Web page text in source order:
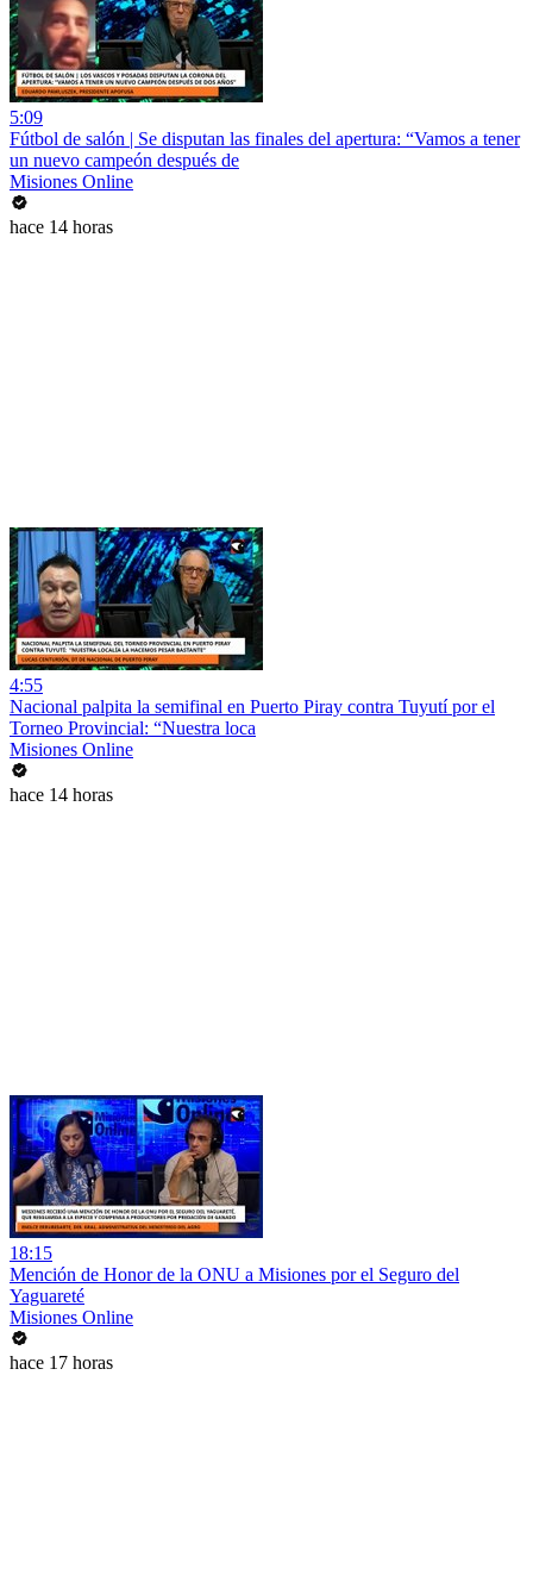
5:09
Fútbol de salón | Se disputan las finales del apertura: “Vamos a tener
un nuevo campeón después de
Misiones Online
hace 14 horas
4:55
Nacional palpita la semifinal en Puerto Piray contra Tuyutí por el
Torneo Provincial: “Nuestra loca
Misiones Online
hace 14 horas
18:15
Mención de Honor de la ONU a Misiones por el Seguro del
Yaguareté
Misiones Online
hace 17 horas